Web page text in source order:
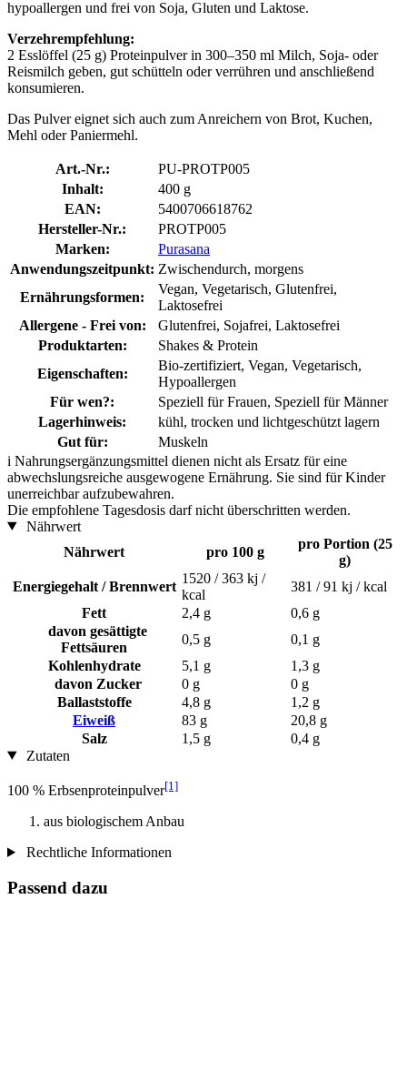
hypoallergen und frei von Soja, Gluten und Laktose.
Verzehrempfehlung:
2 Esslöffel (25 g) Proteinpulver in 300–350 ml Milch, Soja- oder
Reismilch geben, gut schütteln oder verrühren und anschließend
konsumieren.
Das Pulver eignet sich auch zum Anreichern von Brot, Kuchen,
Mehl oder Paniermehl.
Art.-Nr.:
PU-PROTP005
Inhalt:
400 g
EAN:
5400706618762
Hersteller-Nr.:
PROTP005
Marken:
Purasana
Anwendungszeitpunkt: Zwischendurch, morgens
Ernährungsformen:
Vegan, Vegetarisch, Glutenfrei,
Laktosefrei
Allergene - Frei von:
Glutenfrei, Sojafrei, Laktosefrei
Produktarten:
Shakes & Protein
Eigenschaften:
Bio-zertifiziert, Vegan, Vegetarisch,
Hypoallergen
Für wen?:
Speziell für Frauen, Speziell für Männer
Lagerhinweis:
kühl, trocken und lichtgeschützt lagern
Gut für:
Muskeln
i Nahrungsergänzungsmittel dienen nicht als Ersatz für eine
abwechslungsreiche ausgewogene Ernährung. Sie sind für Kinder
unerreichbar aufzubewahren.
Die empfohlene Tagesdosis darf nicht überschritten werden.
Nährwert
Nährwert
pro 100 g
pro Portion (25
g)
Energiegehalt / Brennwert
1520 / 363 kj /
kcal
381 / 91 kj / kcal
Fett
2,4 g
0,6 g
davon gesättigte
Fettsäuren
0,5 g
0,1 g
Kohlenhydrate
5,1 g
1,3 g
davon Zucker
0 g
0 g
Ballaststoffe
4,8 g
1,2 g
Eiweiß
83 g
20,8 g
Salz
1,5 g
0,4 g
Zutaten
100 % Erbsenproteinpulver[1]
aus biologischem Anbau
Rechtliche Informationen
Passend dazu